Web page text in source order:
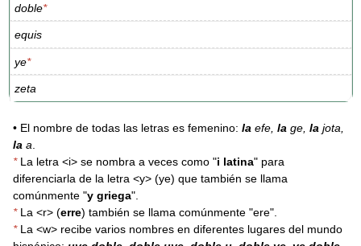
doble*
equis
ye*
zeta
• El nombre de todas las letras es femenino:laefe,la ge,la jota,
la a
*La letra <i> se nombra a veces como "i latina" para
diferenciarla de la letra <y> (ye) que también se llama
comúnmente "y griega".
*La <r> (erre) también se llama comúnmente "ere".
*La <w> recibe varios nombres en diferentes lugares del mundo